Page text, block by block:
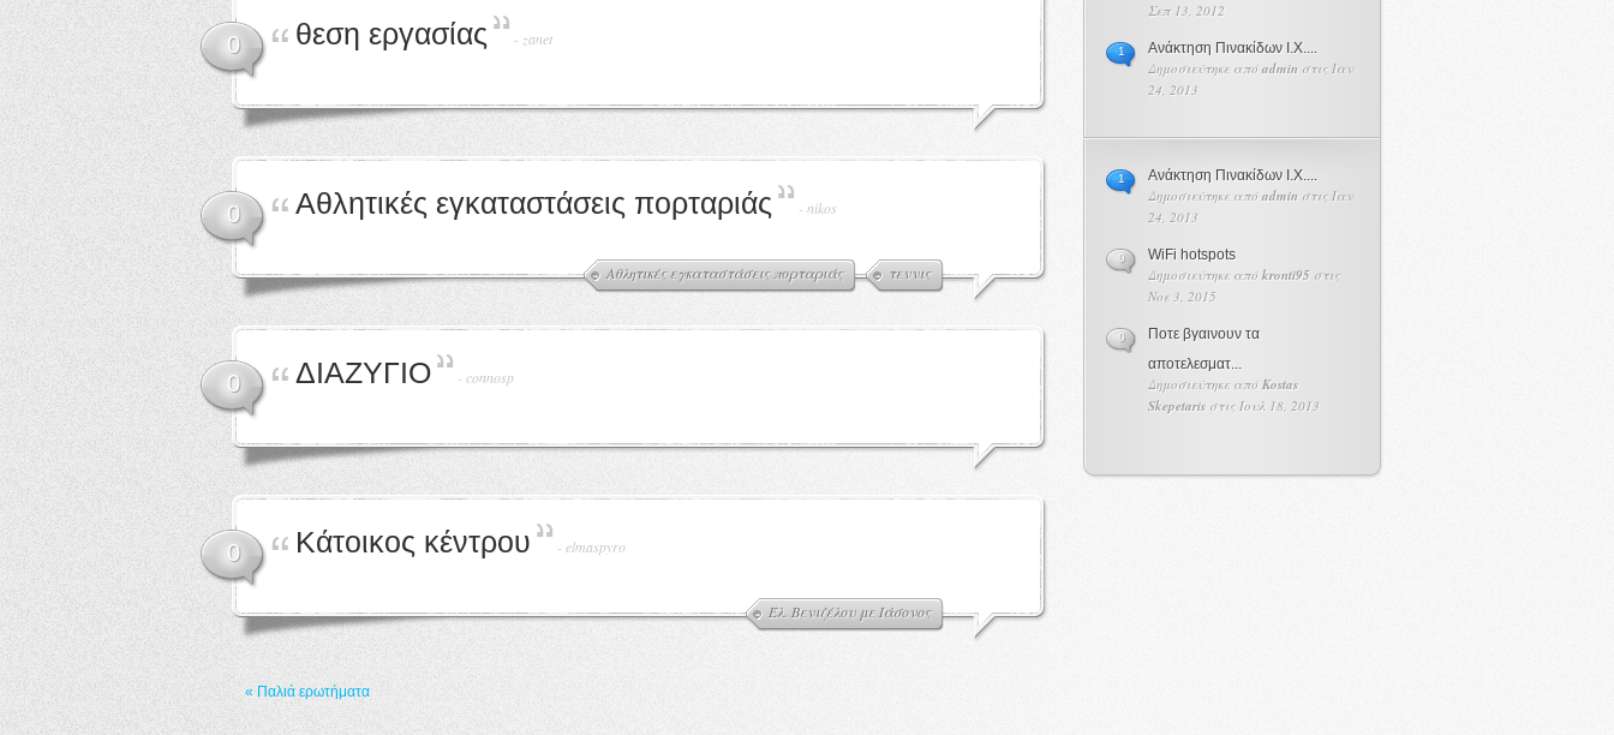
0 θεση εργασίας - zanet
0 Αθλητικές εγκαταστάσεις πορταριάς - nikos
Αθλητικές εγκαταστάσεις πορταριάς τεννις
0 ΔΙΑΖΥΓΙΟ - connosp
0 Κάτοικος κέντρου - elmaspyro
Έλ. Βενιζέλου με Ιάσονος
« Παλιά ερωτήματα
Σεπ 13, 2012
Ανάκτηση Πινακίδων Ι.Χ....
Δημοσιεύτηκε από admin στις Ιαν
24, 2013
1
Ανάκτηση Πινακίδων Ι.Χ....
Δημοσιεύτηκε από admin στις Ιαν
24, 2013
1
WiFi hotspots
Δημοσιεύτηκε από kronti95 στις
Νοε 3, 2015
0
Ποτε βγαινουν τα
αποτελεσματ...
Δημοσιεύτηκε από Kostas
Skepetaris στις Ιουλ 18, 2013
0